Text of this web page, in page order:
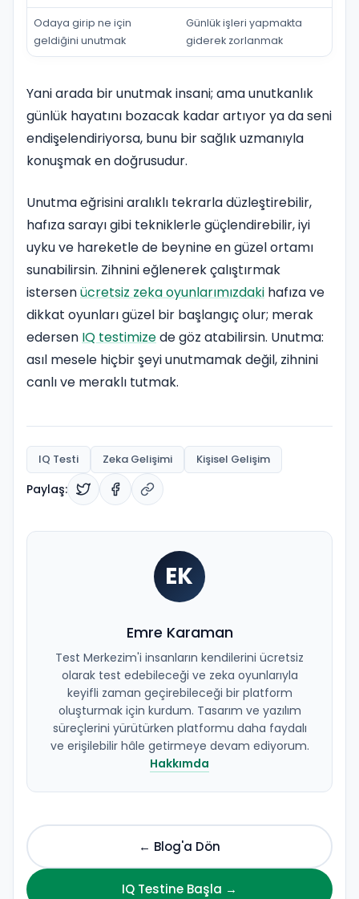
Odaya girip ne için
geldiğini unutmak
Günlük işleri yapmakta
giderek zorlanmak
Yani arada bir unutmak insani; ama unutkanlık
günlük hayatını bozacak kadar artıyor ya da seni
endişelendiriyorsa, bunu bir sağlık uzmanıyla
konuşmak en doğrusudur.
Unutma eğrisini aralıklı tekrarla düzleştirebilir,
hafıza sarayı gibi tekniklerle güçlendirebilir, iyi
uyku ve hareketle de beynine en güzel ortamı
sunabilirsin. Zihnini eğlenerek çalıştırmak
istersenücretsiz zeka oyunlarımızdaki hafıza ve
dikkat oyunları güzel bir başlangıç olur; merak
edersen IQ testimizede göz atabilirsin. Unutma:
asıl mesele hiçbir şeyi unutmamak değil, zihnini
canlı ve meraklı tutmak.
IQ Testi Zeka Gelişimi Kişisel Gelişim
Paylaş:
EK
Emre Karaman
Test Merkezim'i insanların kendilerini ücretsiz
olarak test edebileceği ve zeka oyunlarıyla
keyifli zaman geçirebileceği bir platform
oluşturmak için kurdum. Tasarım ve yazılım
süreçlerini yürütürken platformu daha faydalı
ve erişilebilir hâle getirmeye devam ediyorum.
Hakkımda
← Blog'a Dön
IQ Testine Başla →